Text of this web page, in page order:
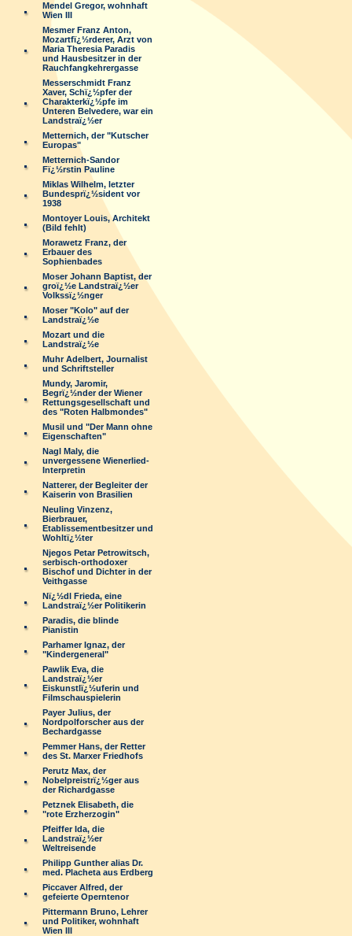
Mendel Gregor, wohnhaft
Wien III
Mesmer Franz Anton,
Mozartfï¿½rderer, Arzt von
Maria Theresia Paradis
und Hausbesitzer in der
Rauchfangkehrergasse
Messerschmidt Franz
Xaver, Schï¿½pfer der
Charakterkï¿½pfe im
Unteren Belvedere, war ein
Landstraï¿½er
Metternich, der "Kutscher
Europas"
Metternich-Sandor
Fï¿½rstin Pauline
Miklas Wilhelm, letzter
Bundesprï¿½sident vor
1938
Montoyer Louis, Architekt
(Bild fehlt)
Morawetz Franz, der
Erbauer des
Sophienbades
Moser Johann Baptist, der
groï¿½e Landstraï¿½er
Volkssï¿½nger
Moser "Kolo" auf der
Landstraï¿½e
Mozart und die
Landstraï¿½e
Muhr Adelbert, Journalist
und Schriftsteller
Mundy, Jaromir,
Begrï¿½nder der Wiener
Rettungsgesellschaft und
des "Roten Halbmondes"
Musil und "Der Mann ohne
Eigenschaften"
Nagl Maly, die
unvergessene Wienerlied-
Interpretin
Natterer, der Begleiter der
Kaiserin von Brasilien
Neuling Vinzenz,
Bierbrauer,
Etablissementbesitzer und
Wohltï¿½ter
Njegos Petar Petrowitsch,
serbisch-orthodoxer
Bischof und Dichter in der
Veithgasse
Nï¿½dl Frieda, eine
Landstraï¿½er Politikerin
Paradis, die blinde
Pianistin
Parhamer Ignaz, der
"Kindergeneral"
Pawlik Eva, die
Landstraï¿½er
Eiskunstlï¿½uferin und
Filmschauspielerin
Payer Julius, der
Nordpolforscher aus der
Bechardgasse
Pemmer Hans, der Retter
des St. Marxer Friedhofs
Perutz Max, der
Nobelpreistrï¿½ger aus
der Richardgasse
Petznek Elisabeth, die
"rote Erzherzogin"
Pfeiffer Ida, die
Landstraï¿½er
Weltreisende
Philipp Gunther alias Dr.
med. Placheta aus Erdberg
Piccaver Alfred, der
gefeierte Operntenor
Pittermann Bruno, Lehrer
und Politiker, wohnhaft
Wien III